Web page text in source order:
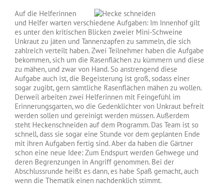
Auf die Helferinnen
und Helfer warten verschiedene Aufgaben: Im Innenhof gilt
es unter den kritischen Blicken zweier Mini-Schweine
Unkraut zu jäten und Tannenzapfen zu sammeln, die sich
zahlreich verteilt haben. Zwei Teilnehmer haben die Aufgabe
bekommen, sich um die Rasenflächen zu kümmern und diese
zu mähen, und zwar von Hand. So anstrengend diese
Aufgabe auch ist, die Begeisterung ist groß, sodass einer
sogar zugibt, gern sämtliche Rasenflächen mähen zu wollen.
Derweil arbeiten zwei Helferinnen mit Feingefühl im
Erinnerungsgarten, wo die Gedenklichter von Unkraut befreit
werden sollen und gereinigt werden müssen. Außerdem
steht Heckenschneiden auf dem Programm. Das Team ist so
schnell, dass sie sogar eine Stunde vor dem geplanten Ende
mit ihren Aufgaben fertig sind. Aber da haben die Gärtner
schon eine neue Idee: Zum Endspurt werden Gehwege und
deren Begrenzungen in Angriff genommen. Bei der
Abschlussrunde heißt es dann, es habe Spaß gemacht, auch
wenn die Thematik einen nachdenklich stimmt.